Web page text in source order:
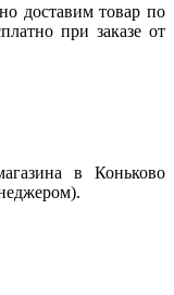
доставим товар по
при заказе от
в Коньково